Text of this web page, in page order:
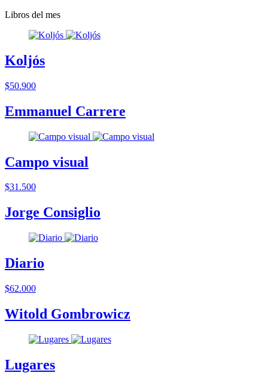
Libros del mes
Koljós
$50.900
Emmanuel Carrere
Campo visual
$31.500
Jorge Consiglio
Diario
$62.000
Witold Gombrowicz
Lugares